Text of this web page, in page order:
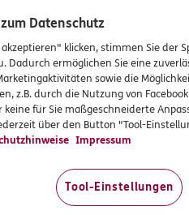
Datenschutz
klicken, stimmen Sie der
Dadurch ermöglichen Sie eine
sowie die
z.B. durch die Nutzung von
für Sie maßgeschneiderte
über den Button "Tool-
Impressum
Tool-Einstellungen